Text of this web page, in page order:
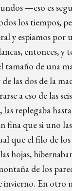
—eso es
los tiempos,
y espiamos por
entonces, y
tamaño de una
las dos de la
a eso de las
replegaba
fina que si uno
que el filo de
hojas,
de los
invierno. En otro